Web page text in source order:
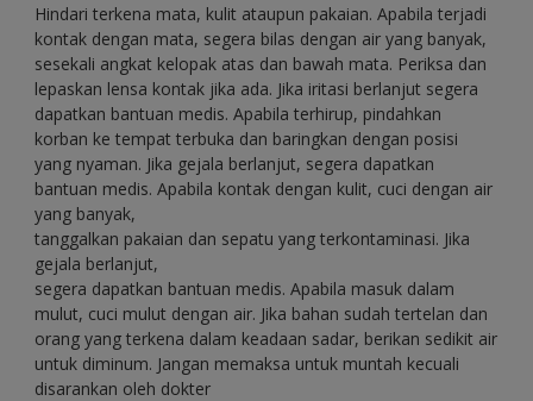
Hindari terkena mata, kulit ataupun pakaian. Apabila terjadi
kontak dengan mata, segera bilas dengan air yang banyak,
sesekali angkat kelopak atas dan bawah mata. Periksa dan
lepaskan lensa kontak jika ada. Jika iritasi berlanjut segera
dapatkan bantuan medis. Apabila terhirup, pindahkan
korban ke tempat terbuka dan baringkan dengan posisi
yang nyaman. Jika gejala berlanjut, segera dapatkan
bantuan medis. Apabila kontak dengan kulit, cuci dengan air
yang banyak,
tanggalkan pakaian dan sepatu yang terkontaminasi. Jika
gejala berlanjut,
segera dapatkan bantuan medis. Apabila masuk dalam
mulut, cuci mulut dengan air. Jika bahan sudah tertelan dan
orang yang terkena dalam keadaan sadar, berikan sedikit air
untuk diminum. Jangan memaksa untuk muntah kecuali
disarankan oleh dokter